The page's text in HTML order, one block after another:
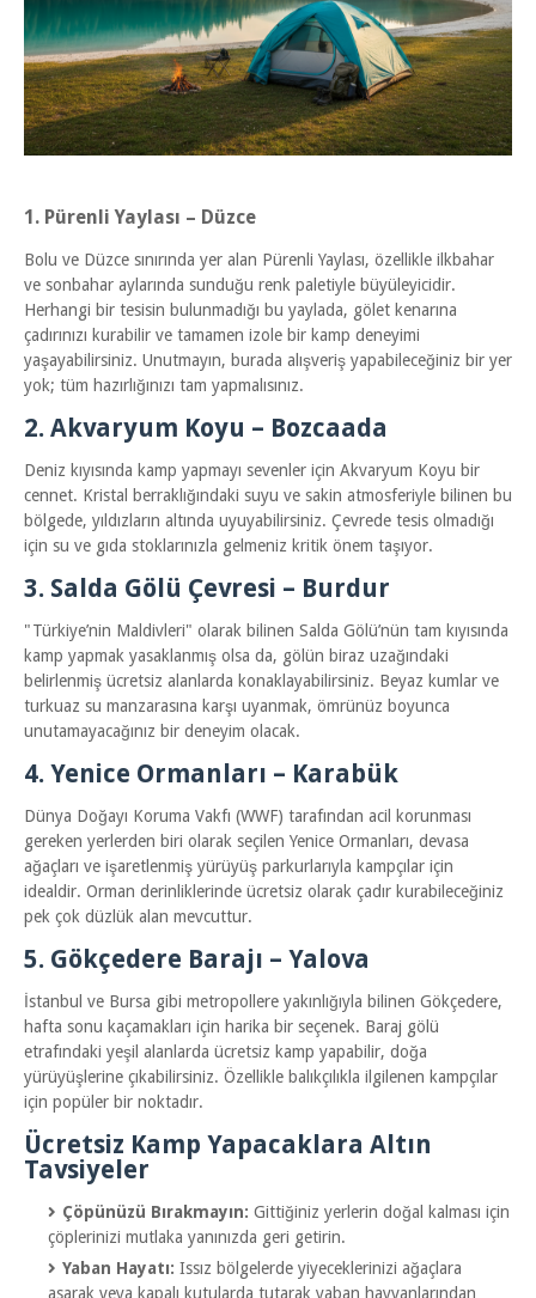
1. Pürenli Yaylası – Düzce
​Bolu ve Düzce sınırında yer alan Pürenli Yaylası, özellikle ilkbahar
ve sonbahar aylarında sunduğu renk paletiyle büyüleyicidir.
Herhangi bir tesisin bulunmadığı bu yaylada, gölet kenarına
çadırınızı kurabilir ve tamamen izole bir kamp deneyimi
yaşayabilirsiniz. Unutmayın, burada alışveriş yapabileceğiniz bir yer
yok; tüm hazırlığınızı tam yapmalısınız.
​2. Akvaryum Koyu – Bozcaada
​Deniz kıyısında kamp yapmayı sevenler için Akvaryum Koyu bir
cennet. Kristal berraklığındaki suyu ve sakin atmosferiyle bilinen bu
bölgede, yıldızların altında uyuyabilirsiniz. Çevrede tesis olmadığı
için su ve gıda stoklarınızla gelmeniz kritik önem taşıyor.
​3. Salda Gölü Çevresi – Burdur
​"Türkiye’nin Maldivleri" olarak bilinen Salda Gölü’nün tam kıyısında
kamp yapmak yasaklanmış olsa da, gölün biraz uzağındaki
belirlenmiş ücretsiz alanlarda konaklayabilirsiniz. Beyaz kumlar ve
turkuaz su manzarasına karşı uyanmak, ömrünüz boyunca
unutamayacağınız bir deneyim olacak.
​4. Yenice Ormanları – Karabük
​Dünya Doğayı Koruma Vakfı (WWF) tarafından acil korunması
gereken yerlerden biri olarak seçilen Yenice Ormanları, devasa
ağaçları ve işaretlenmiş yürüyüş parkurlarıyla kampçılar için
idealdir. Orman derinliklerinde ücretsiz olarak çadır kurabileceğiniz
pek çok düzlük alan mevcuttur.
​5. Gökçedere Barajı – Yalova
​İstanbul ve Bursa gibi metropollere yakınlığıyla bilinen Gökçedere,
hafta sonu kaçamakları için harika bir seçenek. Baraj gölü
etrafındaki yeşil alanlarda ücretsiz kamp yapabilir, doğa
yürüyüşlerine çıkabilirsiniz. Özellikle balıkçılıkla ilgilenen kampçılar
için popüler bir noktadır.
​Ücretsiz Kamp Yapacaklara Altın
Tavsiyeler
Çöpünüzü Bırakmayın: Gittiğiniz yerlerin doğal kalması için
çöplerinizi mutlaka yanınızda geri getirin.
Yaban Hayatı: Issız bölgelerde yiyeceklerinizi ağaçlara
asarak veya kapalı kutularda tutarak yaban hayvanlarından